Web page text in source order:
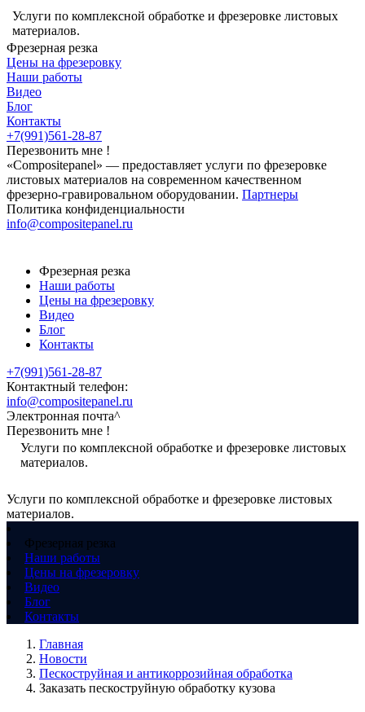
Услуги по комплексной обработке и фрезеровке листовых
материалов.
Фрезерная резка
Цены на фрезеровку
Наши работы
Видео
Блог
Контакты
+7(991)561-28-87
Перезвонить мне !
«Compositepanel» ― предоставляет услуги по фрезеровке
листовых материалов на современном качественном
фрезерно-гравировальном оборудовании. Партнеры
Политика конфиденциальности
info@compositepanel.ru
Фрезерная резка
Наши работы
Цены на фрезеровку
Видео
Блог
Контакты
+7(991)561-28-87
Контактный телефон:
info@compositepanel.ru
Электронная почта^
Перезвонить мне !
Услуги по комплексной обработке и фрезеровке листовых
материалов.
Услуги по комплексной обработке и фрезеровке листовых
материалов.
Фрезерная резка
Наши работы
Цены на фрезеровку
Видео
Блог
Контакты
Главная
Новости
Пескоструйная и антикоррозийная обработка
Заказать пескоструйную обработку кузова